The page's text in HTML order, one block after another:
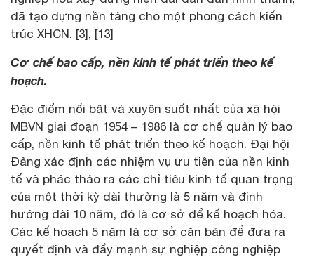
đã tạo dựng nền tảng cho một phong cách kiến
trúc XHCN. [3], [13]
Cơ chế bao cấp, nền kinh tế phát triển theo kế
hoạch.
Đặc điểm nổi bật và xuyên suốt nhất của xã hội
MBVN giai đoạn 1954 – 1986 là cơ chế quản lý bao
cấp, nền kinh tế phát triển theo kế hoạch. Đại hội
Đảng xác định các nhiệm vụ ưu tiên của nền kinh
tế và phác thảo ra các chỉ tiêu kinh tế quan trọng
của một thời kỳ dài thường là 5 năm và định
hướng dài 10 năm, đó là cơ sở để kế hoạch hóa.
Các kế hoạch 5 năm là cơ sở căn bản để đưa ra
quyết định và đẩy mạnh sự nghiệp công nghiệp